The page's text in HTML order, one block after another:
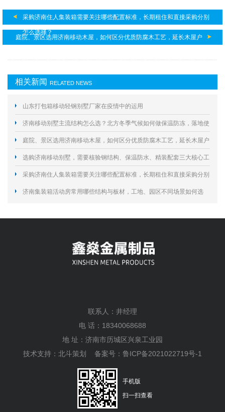
采购济南住人集装箱需要关注哪些配置标准，长期租住和直接采购分别
怎么选择？
庭院、景区选用济南移动木屋，如何区分优质防腐木工艺，延长木屋户
相关新闻 RELATED NEWS
山东打包箱移动轻钢别墅厂家在疫情中的运用
济南移动别墅主流结构怎么选？北方冬季气候如何做保温防冻，落地使
用要规避哪些合规与施工风险？
庭院、景区选用济南移动木屋，如何区分优质防腐木工艺，延长木屋户
外使用寿命？
选购济南移动别墅，需要核验钢结构、保温防水、精装配套三大核心工
艺规避居住隐患？
采购济南住人集装箱需要关注哪些配置标准，长期租住和直接采购分别
怎么选择？
济南集装箱活动房常用哪些结构与板材，工地、园区不同场景如何选
联系人：井经理
电 话：18340068688
地 址：济南市历城区兴泉工业园
技术支持： 北斗策划 备案号： 鲁ICP备2021022719号-1
手机版
扫一扫查看